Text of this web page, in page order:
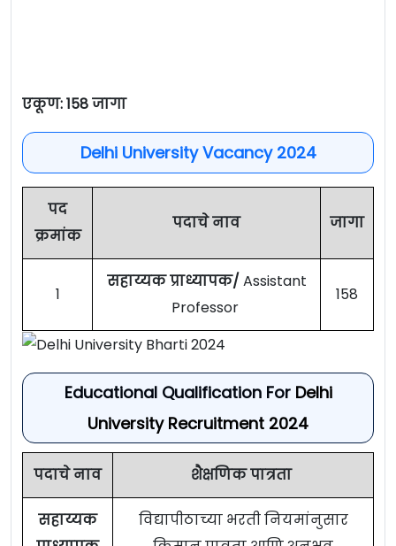
एकूण: 158 जागा
Delhi University Vacancy 2024
पद
क्रमांक
पदाचे नाव जागा
1
सहाय्यक प्राध्यापक/ Assistant
Professor
158
Educational Qualification For Delhi
University Recruitment 2024
पदाचे नाव शैक्षणिक पात्रता
सहाय्यक
विद्यापीठाच्या भरती नियमांनुसार